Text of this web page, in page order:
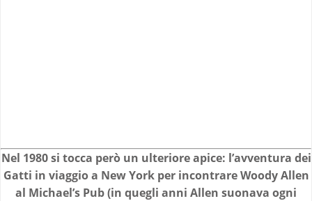
Nel 1980 si tocca però un ulteriore apice: l’avventura dei
Gatti in viaggio a New York per incontrare Woody Allen
al Michael’s Pub (in quegli anni Allen suonava ogni